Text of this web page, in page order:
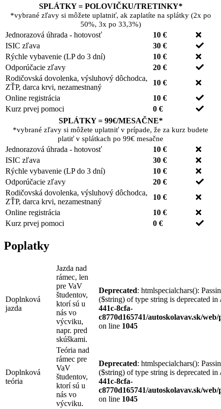
SPLÁTKY = POLOVIČKU/TRETINKY*
*vybrané zľavy si môžete uplatniť, ak zaplatíte na splátky (2x po
50%, 3x po 33,3%)
Jednorazová úhrada - hotovosť
10 €
ISIC zľava
30 €
Rýchle vybavenie (LP do 3 dní)
10 €
Odporúčacie zľavy
20 €
Rodičovská dovolenka, výsluhový dôchodca,
ZŤP, darca krvi, nezamestnaný
10 €
Online registrácia
10 €
Kurz prvej pomoci
0 €
SPLÁTKY = 99€/MESAČNE*
*vybrané zľavy si môžete uplatniť v prípade, že za kurz budete
platiť v splátkach po 99€ mesačne
Jednorazová úhrada - hotovosť
10 €
ISIC zľava
30 €
Rýchle vybavenie (LP do 3 dní)
10 €
Odporúčacie zľavy
20 €
Rodičovská dovolenka, výsluhový dôchodca,
ZŤP, darca krvi, nezamestnaný
10 €
Online registrácia
10 €
Kurz prvej pomoci
0 €
Poplatky
Doplnková
jazda
Jazda nad
rámec, len
pre VaV
študentov,
ktorí sú u
nás vo
výcviku,
napr. pred
skúškami.
Deprecated: htmlspecialchars():
($string) of type string is deprecated in
441c-8cfa-
c8770d165741/autoskolavav.sk/
on line 1045
Doplnková
teória
Teória nad
rámec pre
VaV
študentov,
ktorí sú u
nás vo
výcviku.
Deprecated: htmlspecialchars():
($string) of type string is deprecated in
441c-8cfa-
c8770d165741/autoskolavav.sk/
on line 1045